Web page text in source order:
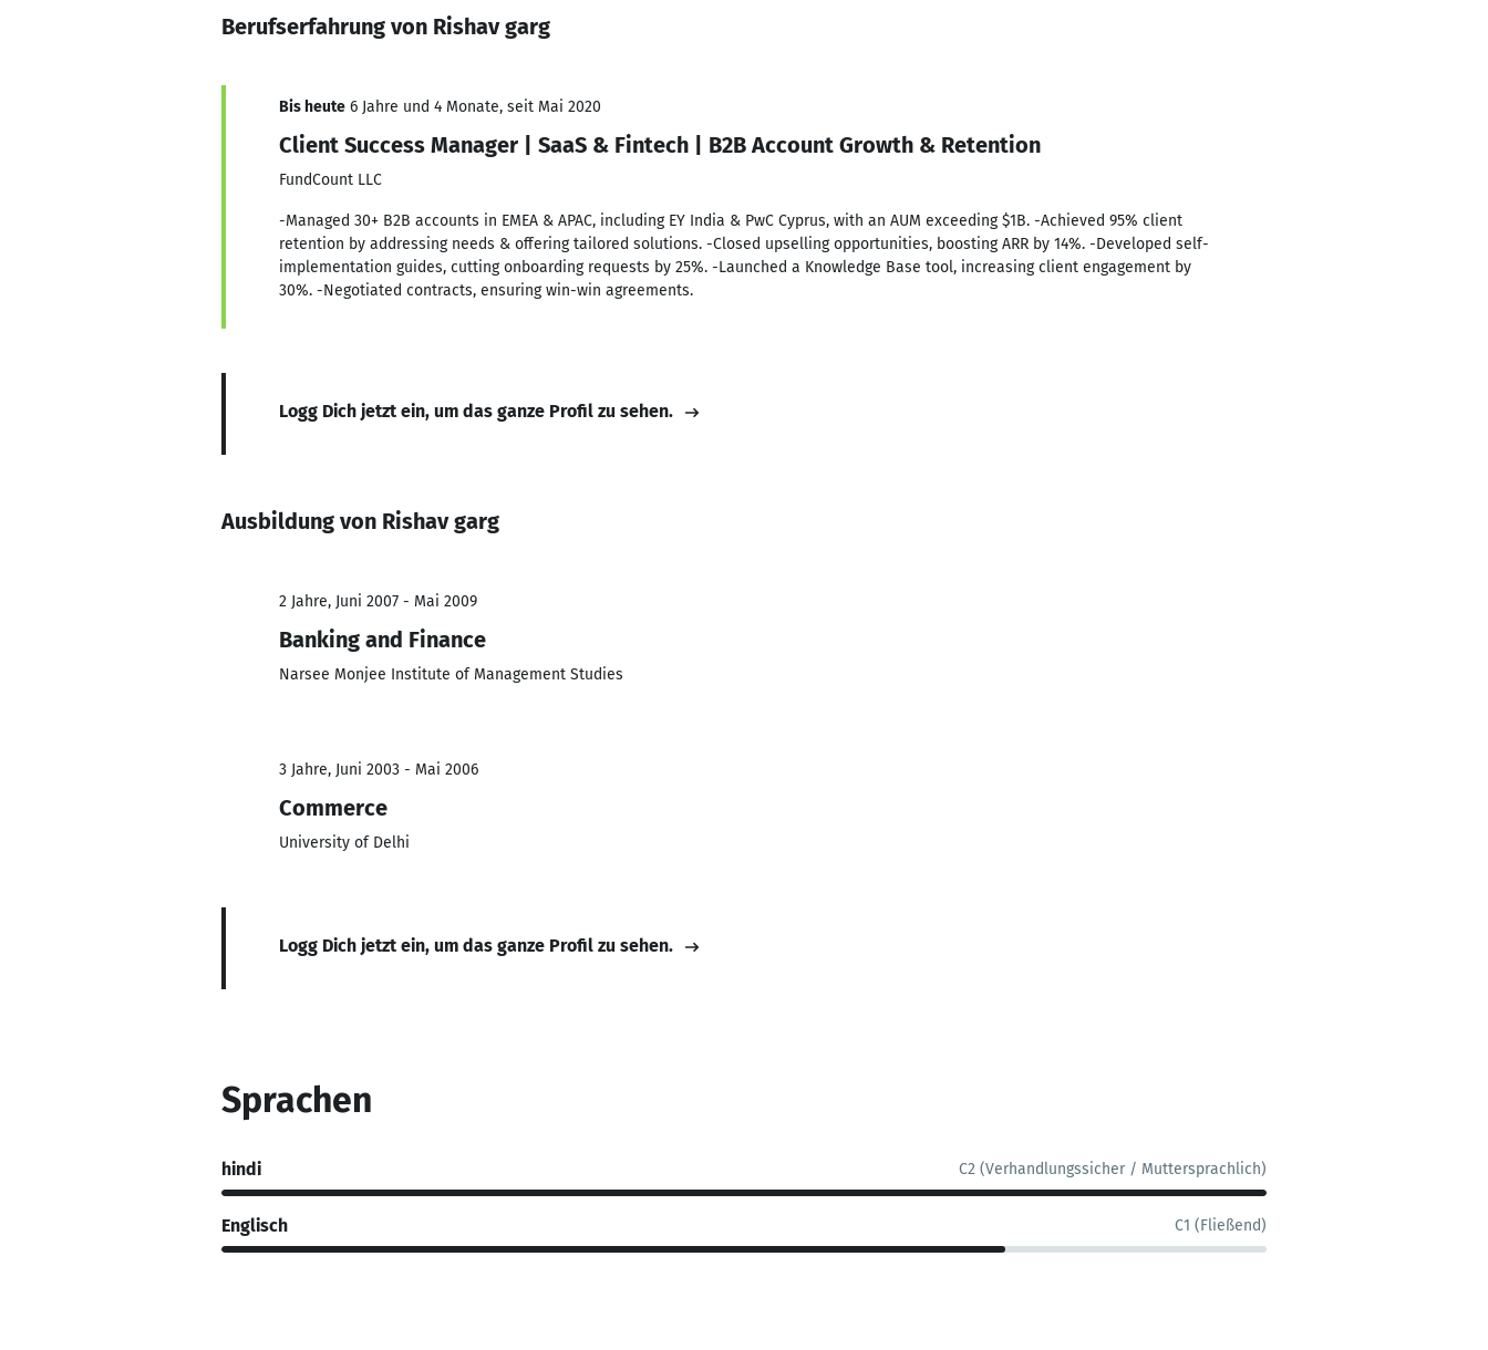
Berufserfahrung von Rishav garg
Bis heute 6 Jahre und 4 Monate, seit Mai 2020
Client Success Manager | SaaS & Fintech | B2B Account Growth & Retention
FundCount LLC
-Managed 30+ B2B accounts in EMEA & APAC, including EY India & PwC Cyprus, with an AUM exceeding $1B. -Achieved 95% client
retention by addressing needs & offering tailored solutions. -Closed upselling opportunities, boosting ARR by 14%. -Developed self-
implementation guides, cutting onboarding requests by 25%. -Launched a Knowledge Base tool, increasing client engagement by
30%. -Negotiated contracts, ensuring win-win agreements.
Logg Dich jetzt ein, um das ganze Profil zu sehen.
Ausbildung von Rishav garg
2 Jahre, Juni 2007 - Mai 2009
Banking and Finance
Narsee Monjee Institute of Management Studies
3 Jahre, Juni 2003 - Mai 2006
Commerce
University of Delhi
Logg Dich jetzt ein, um das ganze Profil zu sehen.
Sprachen
hindi C2 (Verhandlungssicher / Muttersprachlich)
Englisch C1 (Fließend)